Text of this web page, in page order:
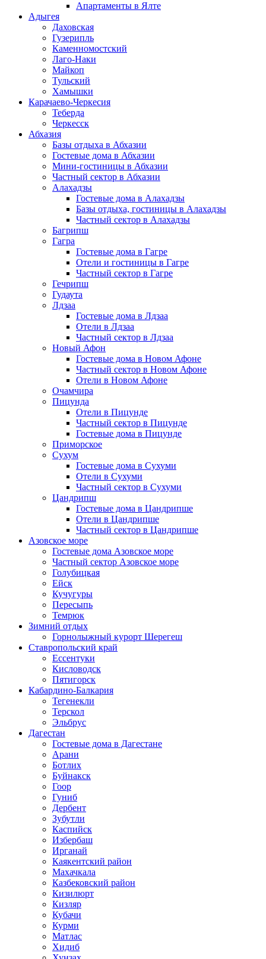
Апартаменты в Ялте
Адыгея
Даховская
Гузерипль
Каменномостский
Лаго-Наки
Майкоп
Тульский
Хамышки
Карачаево-Черкесия
Теберда
Черкесск
Абхазия
Базы отдыха в Абхазии
Гостевые дома в Абхазии
Мини-гостиницы в Абхазии
Частный сектор в Абхазии
Алахадзы
Гостевые дома в Алахадзы
Базы отдыха, гостиницы в Алахадзы
Частный сектор в Алахадзы
Багрипш
Гагра
Гостевые дома в Гагре
Отели и гостиницы в Гагре
Частный сектор в Гагре
Гечрипш
Гудаута
Лдзаа
Гостевые дома в Лдзаа
Отели в Лдзаа
Частный сектор в Лдзаа
Новый Афон
Гостевые дома в Новом Афоне
Частный сектор в Новом Афоне
Отели в Новом Афоне
Очамчира
Пицунда
Отели в Пицунде
Частный сектор в Пицунде
Гостевые дома в Пицунде
Приморское
Сухум
Гостевые дома в Сухуми
Отели в Сухуми
Частный сектор в Сухуми
Цандрипш
Гостевые дома в Цандрипше
Отели в Цандрипше
Частный сектор в Цандрипше
Азовское море
Гостевые дома Азовское море
Частный сектор Азовское море
Голубицкая
Ейск
Кучугуры
Пересыпь
Темрюк
Зимний отдых
Горнолыжный курорт Шерегеш
Ставропольский край
Ессентуки
Кисловодск
Пятигорск
Кабардино-Балкария
Тегенекли
Терскол
Эльбрус
Дагестан
Гостевые дома в Дагестане
Арани
Ботлих
Буйнакск
Гоор
Гуниб
Дербент
Зубутли
Каспийск
Избербаш
Ирганай
Каякентский район
Махачкала
Казбековский район
Кизилюрт
Кизляр
Кубачи
Курми
Матлас
Хидиб